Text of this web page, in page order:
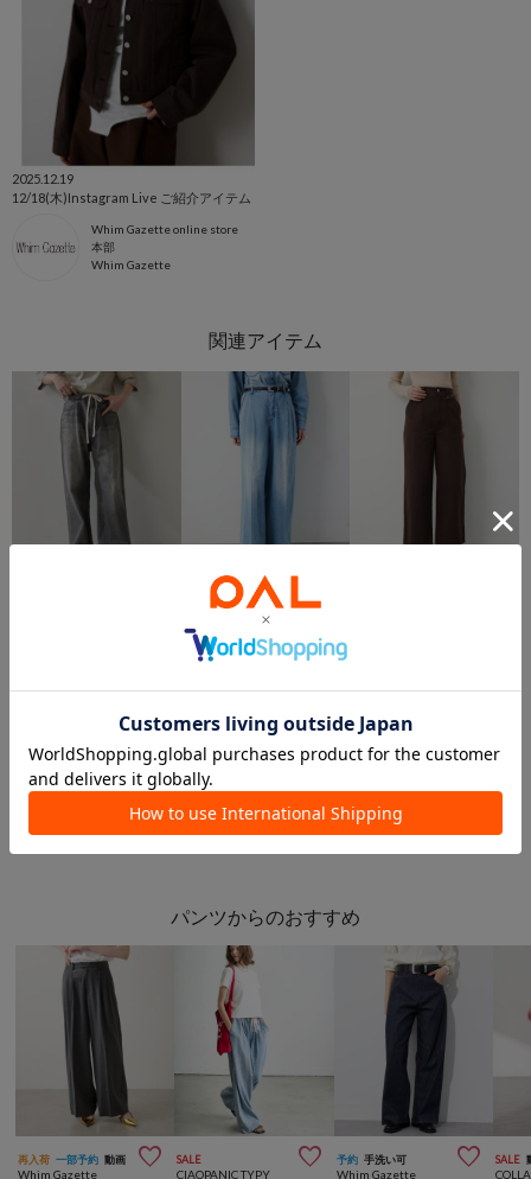
2025.12.19
12/18(木)Instagram Live ご紹介アイテム
Whim Gazette online store
本部
Whim Gazette
¥26,400
このアイテムを見た人は
こんなアイテムも見ています
パンツからのおすすめ
再入荷 一部予約 動画 
Whim Gazette
SALE 
CIAOPANIC TYPY
予約 手洗い可 
Whim Gazette
SALE